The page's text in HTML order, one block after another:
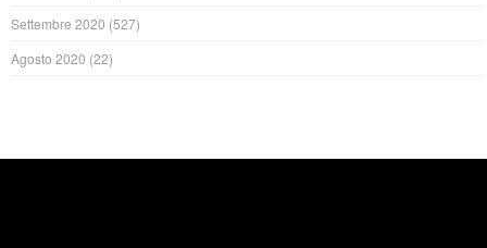
Settembre 2020 (527)
Agosto 2020 (22)